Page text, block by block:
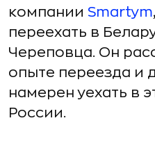
компании Smartym
переехать в
Череповца. Он
опыте переезда и
намерен уехать в
России.